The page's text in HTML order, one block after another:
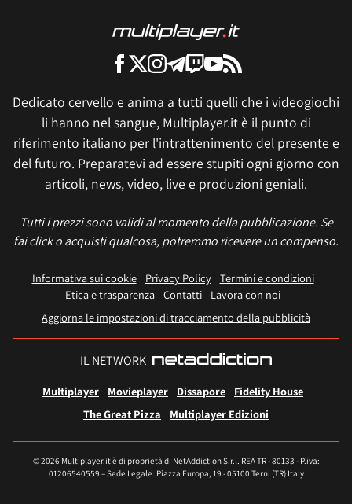
Dedicato cervello e anima a tutti quelli che i videogiochi
li hanno nel sangue, Multiplayer.it è il punto di
riferimento italiano per l'intrattenimento del presente e
del futuro. Preparatevi ad essere stupiti ogni giorno con
articoli, news, video, live e produzioni geniali.
Tutti i prezzi sono validi al momento della pubblicazione. Se
fai click o acquisti qualcosa, potremmo ricevere un compenso.
Informativa sui cookie Privacy Policy
Termini e condizioni
Etica e trasparenza Contatti
Lavora con noi
Aggiorna le impostazioni di tracciamento della pubblicità
IL NETWORK
Multiplayer Movieplayer Dissapore
Fidelity House
The Great Pizza
Multiplayer Edizioni
© 2026 Multiplayer.it è di proprietà di NetAddiction S.r.l. REA TR - 80133 - P.iva:
01206540559 – Sede Legale: Piazza Europa, 19 - 05100 Terni (TR) Italy